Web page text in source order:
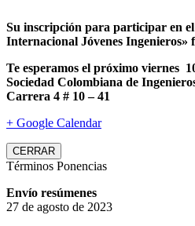
Su inscripción para participar en
Internacional Jóvenes Ingenieros»
Te esperamos el próximo viernes
Sociedad Colombiana de
Carrera 4 # 10 – 41
+ Google Calendar
CERRAR
Términos Ponencias
Envío resúmenes
27 de agosto de 2023